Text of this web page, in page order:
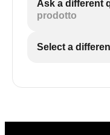
Ask a different
prodotto
Select a